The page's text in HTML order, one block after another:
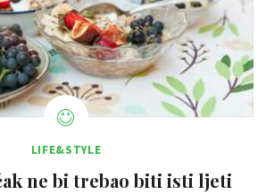
LIFE&STYLE
ne bi trebao biti isti ljeti